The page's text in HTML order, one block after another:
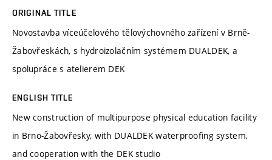
ORIGINAL TITLE
Novostavba víceúčelového tělovýchovného zařízení v Brně-
Žabovřeskách, s hydroizolačním systémem DUALDEK, a
spolupráce s atelierem DEK
ENGLISH TITLE
New construction of multipurpose physical education facility
in Brno-Žabovřesky, with DUALDEK waterproofing system,
and cooperation with the DEK studio